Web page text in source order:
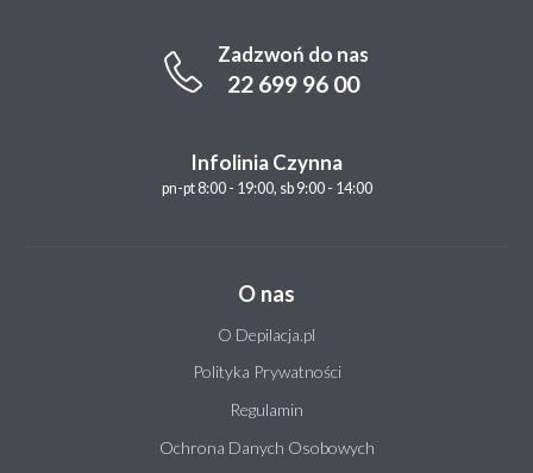
Zadzwoń do nas
22 699 96 00
Infolinia Czynna
pn-pt 8:00 - 19:00, sb 9:00 - 14:00
O nas
O Depilacja.pl
Polityka Prywatności
Regulamin
Ochrona Danych Osobowych